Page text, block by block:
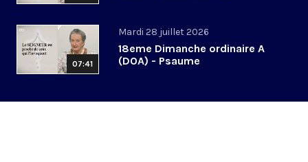
07:41
Mardi 28 juillet 2026
18eme Dimanche ordinaire A
(DOA) - Psaume